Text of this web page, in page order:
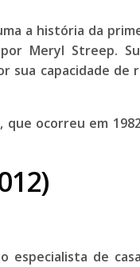
a história da
Meryl Streep.
sua capacidade de
que ocorreu em
especialista de